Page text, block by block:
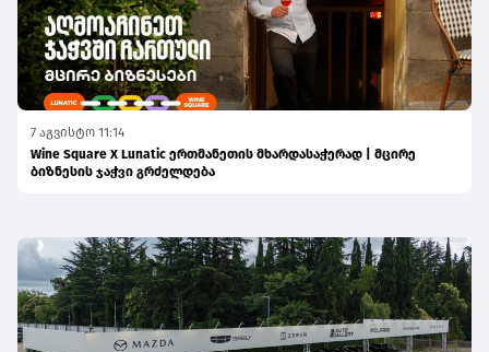
7 აგვისტო 11:14
Wine Square X Lunatic ერთმანეთის მხარდასაჭერად | მცირე
ბიზნესის ჯაჭვი გრძელდება